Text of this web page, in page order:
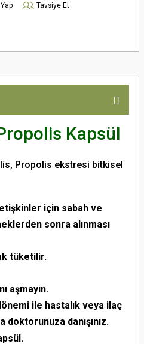
Tavsiye Et
Kapsül
Propolis ekstresi bitkisel
için sabah ve
sonra alınması
tüketilir.
aşmayın.
ile hastalık veya ilaç
doktorunuza danışınız.